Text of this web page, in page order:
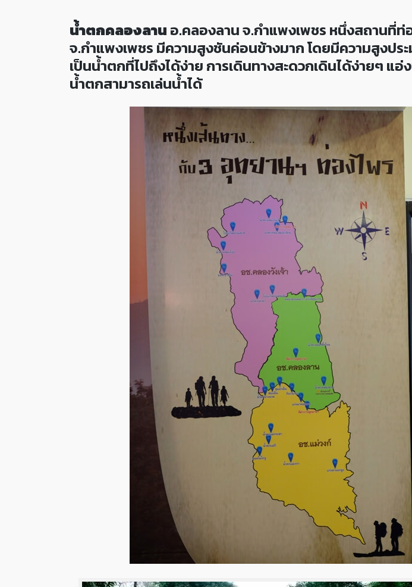
น้ำตกคลองลาน อ.คลองลาน จ.กำแพงเพชร หนึ่งสถานที่ท่
จ.กำแพงเพชร มีความสูงชันค่อนข้างมาก โดยมีความสูงปร
เป็นน้ำตกที่ไปถึงได้ง่าย การเดินทางสะดวกเดินได้ง่ายๆ แอ่
น้ำตกสามารถเล่นน้ำได้